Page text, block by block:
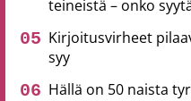
teineistä – onko
Kirjoitusvirheet
syy
Hällä on 50 naista